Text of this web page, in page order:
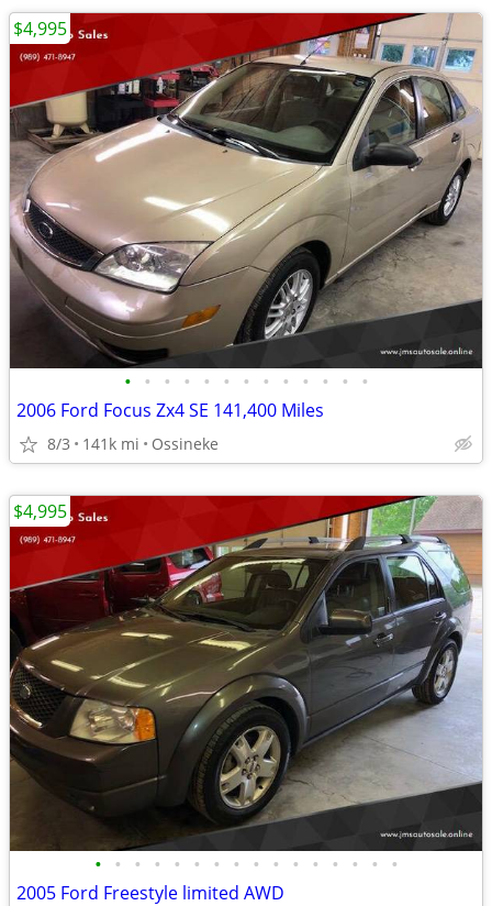
• • • • • • • • • • • • •
2006 Ford Focus Zx4 SE 141,400 Miles
8/3 141k mi Ossineke
$4,995
• • • • • • • • • • • • • • • •
2005 Ford Freestyle limited AWD
$4,995